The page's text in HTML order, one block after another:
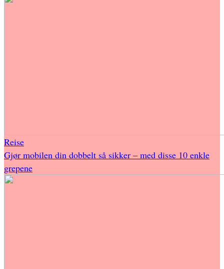
Reise
Gjør mobilen din dobbelt så sikker – med disse 10 enkle
grepene